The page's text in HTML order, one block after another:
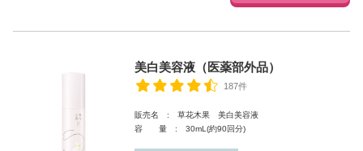
美白美容液（医薬部外品）
187件
販売名 : 草花木果 美白美容液
容 量 : 30mL(約90回分)